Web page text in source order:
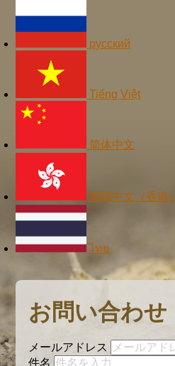
русский
Tiếng Việt
简体中文
繁體中文（香港）
ไทย
お問い合わせ
メールアドレス
件名